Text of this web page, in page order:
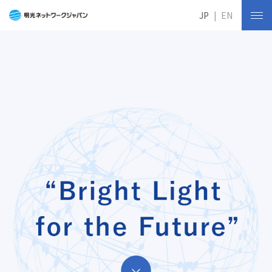
JP EN